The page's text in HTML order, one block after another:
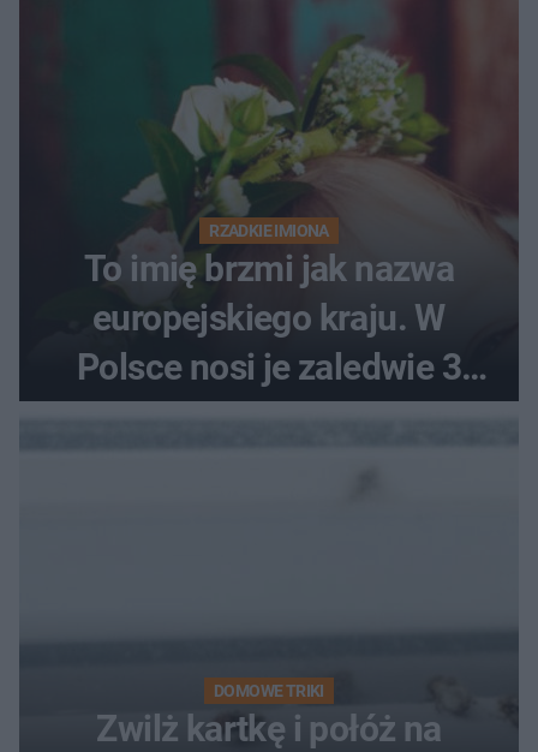
RZADKIE IMIONA
To imię brzmi jak nazwa
europejskiego kraju. W
Polsce nosi je zaledwie 3
DOMOWE TRIKI
Zwilż kartkę i połóż na